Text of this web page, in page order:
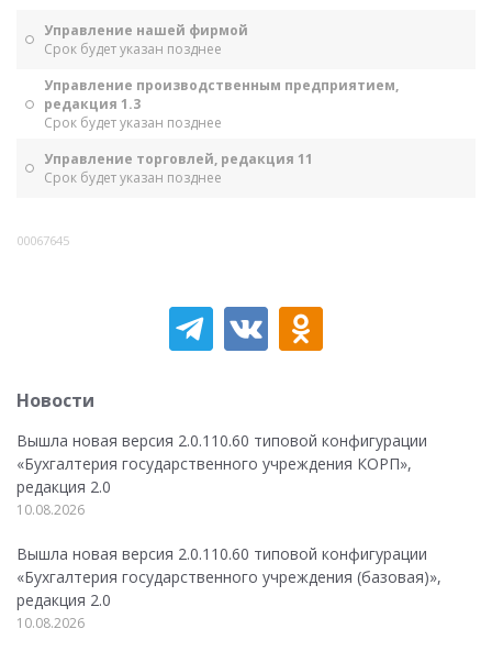
Управление нашей фирмой
Срок будет указан позднее
Управление производственным предприятием,
редакция 1.3
Срок будет указан позднее
Управление торговлей, редакция 11
Срок будет указан позднее
00067645
Новости
Вышла новая версия 2.0.110.60 типовой конфигурации
«Бухгалтерия государственного учреждения КОРП»,
редакция 2.0
10.08.2026
Вышла новая версия 2.0.110.60 типовой конфигурации
«Бухгалтерия государственного учреждения (базовая)»,
редакция 2.0
10.08.2026